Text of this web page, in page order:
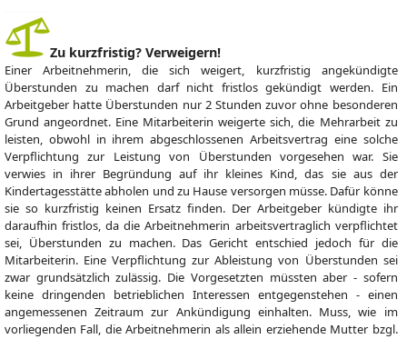
Zu kurzfristig? Verweigern!
Einer Arbeitnehmerin, die sich weigert, kurzfristig angekündigte
Überstunden zu machen darf nicht fristlos gekündigt werden. Ein
Arbeitgeber hatte Überstunden nur 2 Stunden zuvor ohne besonderen
Grund angeordnet. Eine Mitarbeiterin weigerte sich, die Mehrarbeit zu
leisten, obwohl in ihrem abgeschlossenen Arbeitsvertrag eine solche
Verpflichtung zur Leistung von Überstunden vorgesehen war. Sie
verwies in ihrer Begründung auf ihr kleines Kind, das sie aus der
Kindertagesstätte abholen und zu Hause versorgen müsse. Dafür könne
sie so kurzfristig keinen Ersatz finden. Der Arbeitgeber kündigte ihr
daraufhin fristlos, da die Arbeitnehmerin arbeitsvertraglich verpflichtet
sei, Überstunden zu machen. Das Gericht entschied jedoch für die
Mitarbeiterin. Eine Verpflichtung zur Ableistung von Überstunden sei
zwar grundsätzlich zulässig. Die Vorgesetzten müssten aber - sofern
keine dringenden betrieblichen Interessen entgegenstehen - einen
angemessenen Zeitraum zur Ankündigung einhalten. Muss, wie im
vorliegenden Fall, die Arbeitnehmerin als allein erziehende Mutter bzgl.